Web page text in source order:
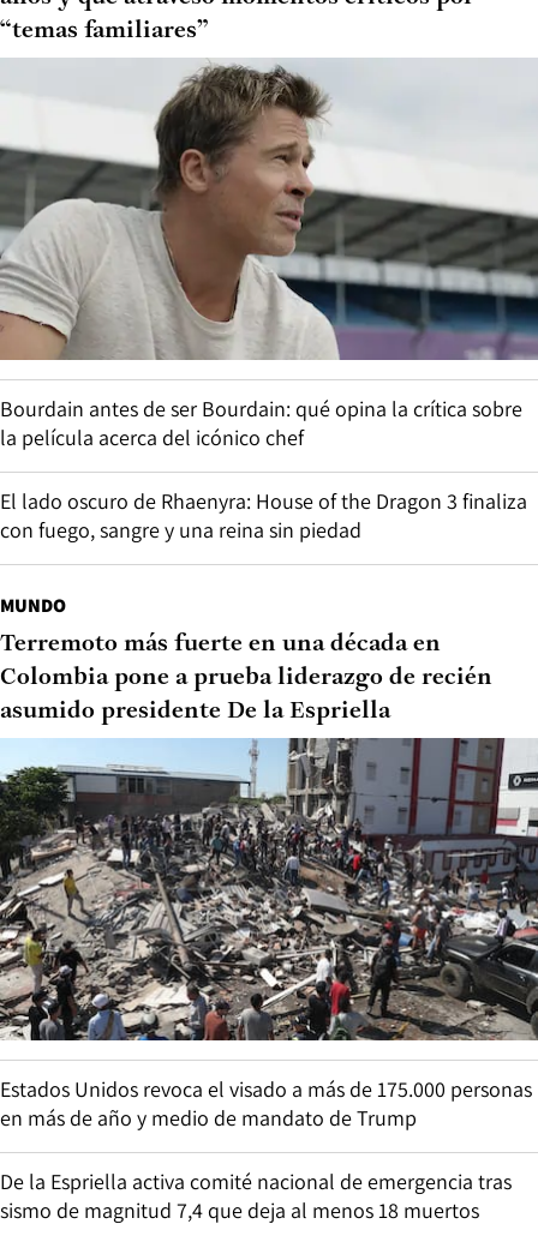
“temas familiares”
Bourdain antes de ser Bourdain: qué opina la crítica sobre
la película acerca del icónico chef
El lado oscuro de Rhaenyra: House of the Dragon 3 finaliza
con fuego, sangre y una reina sin piedad
MUNDO
Terremoto más fuerte en una década en
Colombia pone a prueba liderazgo de recién
asumido presidente De la Espriella
Estados Unidos revoca el visado a más de 175.000 personas
en más de año y medio de mandato de Trump
De la Espriella activa comité nacional de emergencia tras
sismo de magnitud 7,4 que deja al menos 18 muertos